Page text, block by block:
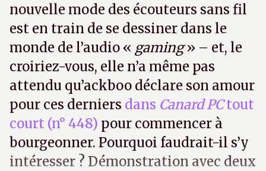
nouvelle mode des écouteurs sans fil
est en train de se dessiner dans le
monde de l’audio « gaming» – et, le
croiriez-vous, elle n’a même pas
attendu qu’ackboo déclare son amour
pour ces derniers dans Canard PCtout
court (n° 448) pour commencer à
bourgeonner. Pourquoi faudrait-il s’y
intéresser ? Démonstration avec deux